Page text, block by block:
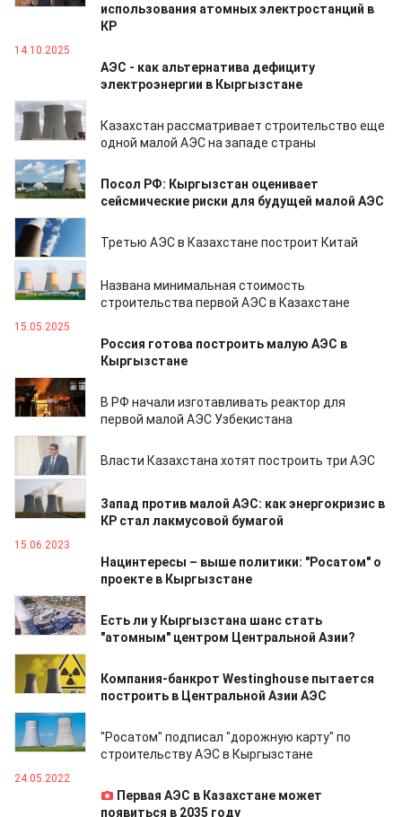
использования атомных электростанций в
КР
14.10.2025
АЭС - как альтернатива дефициту
электроэнергии в Кыргызстане
03.10.2025
Казахстан рассматривает строительство еще
одной малой АЭС на западе страны
15.09.2025
Посол РФ: Кыргызстан оценивает
сейсмические риски для будущей малой АЭС
02.08.2025
Третью АЭС в Казахстане построит Китай
29.06.2025
Названа минимальная стоимость
строительства первой АЭС в Казахстане
15.05.2025
Россия готова построить малую АЭС в
Кыргызстане
14.05.2025
В РФ начали изготавливать реактор для
первой малой АЭС Узбекистана
20.07.2024
Власти Казахстана хотят построить три АЭС
30.06.2023
Запад против малой АЭС: как энергокризис в
КР стал лакмусовой бумагой
15.06.2023
Нацинтересы – выше политики: "Росатом" о
проекте в Кыргызстане
05.06.2023
Есть ли у Кыргызстана шанс стать
"атомным" центром Центральной Азии?
01.06.2023
Компания-банкрот Westinghouse пытается
построить в Центральной Азии АЭС
20.01.2023
"Росатом" подписал "дорожную карту" по
строительству АЭС в Кыргызстане
24.05.2022
Первая АЭС в Казахстане может
появиться в 2035 году